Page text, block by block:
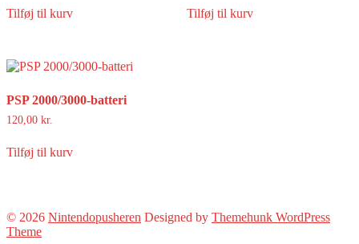
Tilføj til kurv Tilføj til kurv
PSP 2000/3000-batteri
120,00 kr.
Tilføj til kurv
© 2026 Nintendopusheren Designed by Themehunk WordPress
Theme